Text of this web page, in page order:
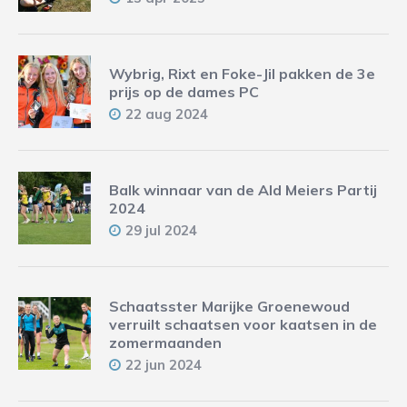
Wybrig, Rixt en Foke-Jil pakken de 3e
prijs op de dames PC
22 aug 2024
Balk winnaar van de Ald Meiers Partij
2024
29 jul 2024
Schaatsster Marijke Groenewoud
verruilt schaatsen voor kaatsen in de
zomermaanden
22 jun 2024